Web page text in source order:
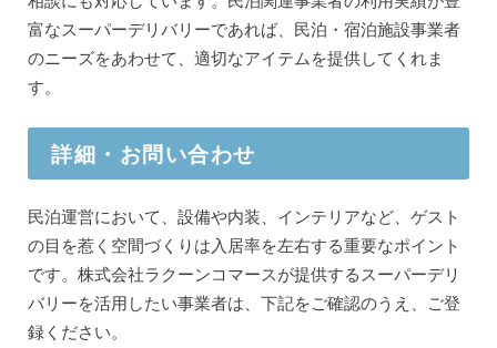
富なスーパーデリバリーであれば、民泊・宿泊施設事業者
のニーズをあわせて、適切なアイテムを提供してくれま
す。
詳細・お問い合わせ
民泊運営において、設備や内装、インテリアなど、ゲスト
の目を惹く空間づくりは入居率を左右する重要なポイント
です。株式会社ラクーンコマースが提供するスーパーデリ
バリーを活用したい事業者は、下記をご確認のうえ、ご登
録ください。